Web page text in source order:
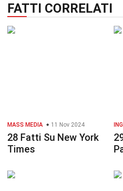
FATTI CORRELATI
MASS MEDIA 11 Nov 2024
28 Fatti Su New York
Times